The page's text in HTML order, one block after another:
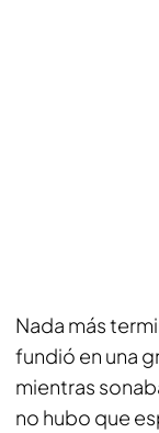
Nada más
fundió en una
mientras
no hubo que